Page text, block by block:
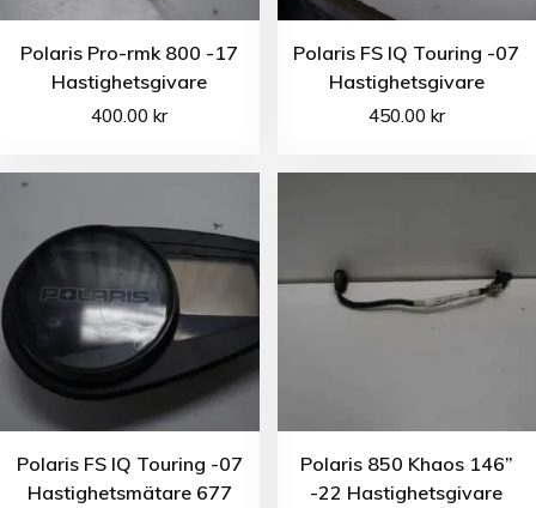
Polaris Pro-rmk 800 -17
Hastighetsgivare
400.00kr
Polaris FS IQ Touring -07
Hastighetsgivare
450.00 kr
Polaris FS IQ Touring -07
Hastighetsmätare 677
Polaris 850 Khaos 146”
-22 Hastighetsgivare